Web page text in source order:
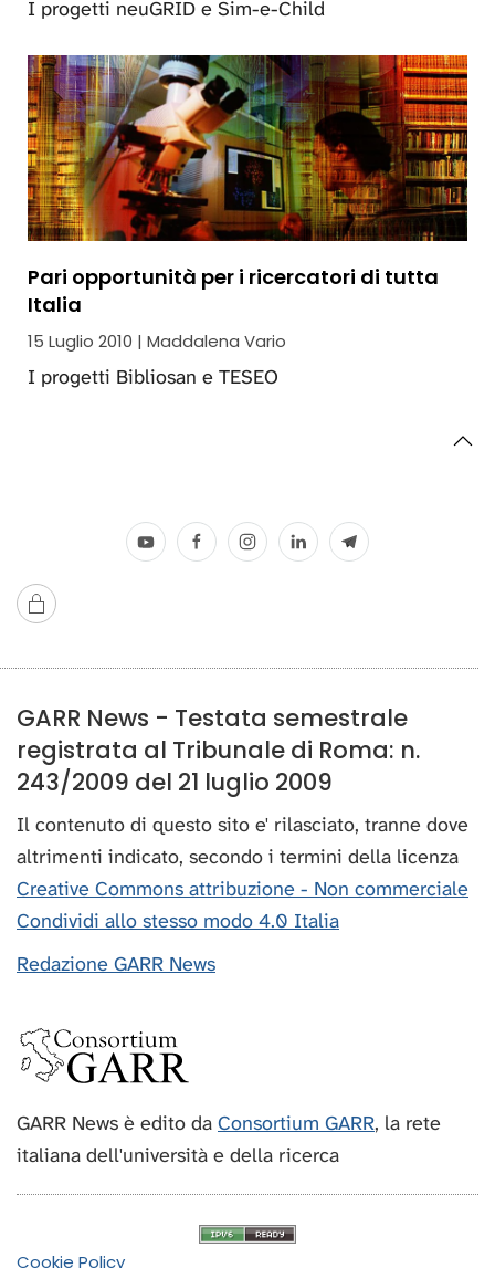
I progetti neuGRID e Sim-e-Child
Pari opportunità per i ricercatori di tutta
Italia
15 Luglio 2010 | Maddalena Vario
I progetti Bibliosan e TESEO
GARR News - Testata semestrale
registrata al Tribunale di Roma: n.
243/2009 del 21 luglio 2009
Il contenuto di questo sito e' rilasciato, tranne dove
altrimenti indicato, secondo i termini della licenza
Creative Commons attribuzione - Non commerciale
Condividi allo stesso modo 4.0 Italia
Redazione GARR News
GARR News è edito da Consortium GARR, la rete
italiana dell'università e della ricerca
Cookie Policy